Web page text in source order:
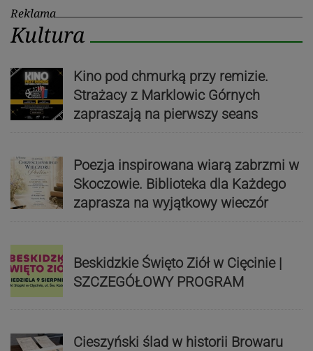
Reklama
Kultura
Kino pod chmurką przy remizie.
Strażacy z Marklowic Górnych
zapraszają na pierwszy seans
Poezja inspirowana wiarą zabrzmi w
Skoczowie. Biblioteka dla Każdego
zaprasza na wyjątkowy wieczór
Beskidzkie Święto Ziół w Cięcinie |
SZCZEGÓŁOWY PROGRAM
Cieszyński ślad w historii Browaru